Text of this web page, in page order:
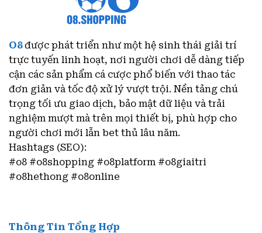
O8được phát triển như một hệ sinh thái giải trí
trực tuyến linh hoạt, nơi người chơi dễ dàng tiếp
cận các sản phẩm cá cược phổ biến với thao tác
đơn giản và tốc độ xử lý vượt trội. Nền tảng chú
trọng tối ưu giao dịch, bảo mật dữ liệu và trải
nghiệm mượt mà trên mọi thiết bị, phù hợp cho
người chơi mới lẫn bet thủ lâu năm.
Hashtags (SEO):
#o8 #o8shopping #o8platform #o8giaitri
#o8hethong #o8online
Thông Tin Tổng Hợp